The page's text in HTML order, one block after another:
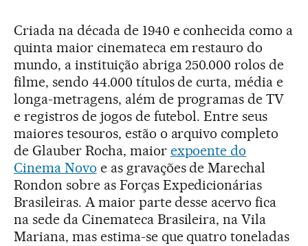
Criada na década de 1940 e conhecida como a
quinta maior cinemateca em restauro do
mundo, a instituição abriga 250.000 rolos de
filme, sendo 44.000 títulos de curta, média e
longa-metragens, além de programas de TV
e registros de jogos de futebol. Entre seus
maiores tesouros, estão o arquivo completo
de Glauber Rocha, maior expoente do
Cinema Novo e as gravações de Marechal
Rondon sobre as Forças Expedicionárias
Brasileiras. A maior parte desse acervo fica
na sede da Cinemateca Brasileira, na Vila
Mariana, mas estima-se que quatro toneladas